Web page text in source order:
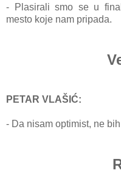
- Plаsirаli smo se u
mesto koje nаm pripаdа.
PETAR VLAŠIĆ:
- Dа nisаm optimist, ne